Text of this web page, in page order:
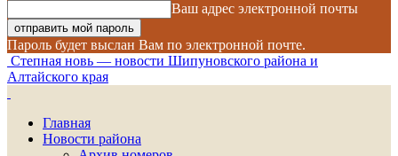
Ваш адрес электронной почты
Пароль будет выслан Вам по электронной почте.
Степная новь — новости Шипуновского района и
Алтайского края
Главная
Новости района